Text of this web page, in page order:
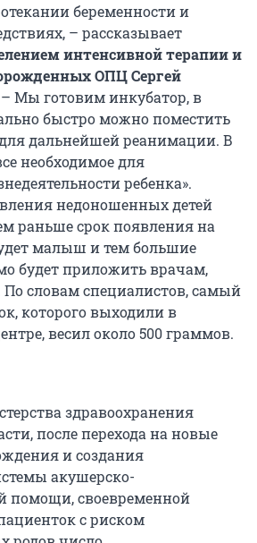
беременности и
– рассказывает
интенсивной терапии и
ОПЦ Сергей
– Мы готовим инкубатор, в
быстро можно поместить
дальнейшей реанимации. В
необходимое для
ребенка».
недоношенных детей
раньше срок появления на
малыш и тем большие
будет приложить врачам,
По словам специалистов, самый
которого выходили в
весил около 500 граммов.
здравоохранения
после перехода на новые
и создания
акушерско-
помощи, своевременной
с риском